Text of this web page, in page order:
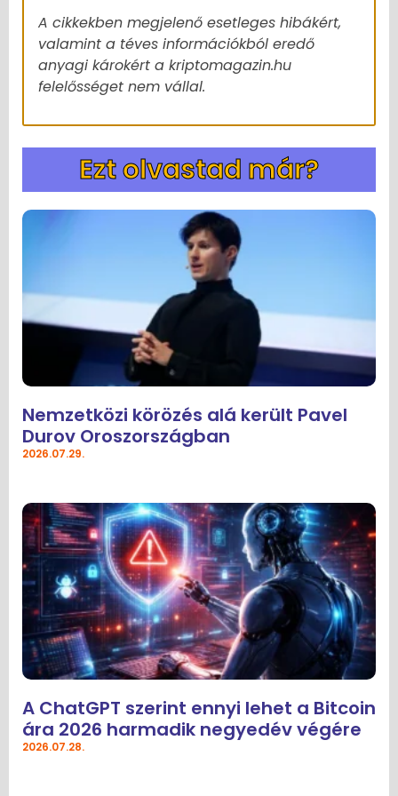
A cikkekben megjelenő esetleges hibákért,
valamint a téves információkból eredő
anyagi károkért a kriptomagazin.hu
felelősséget nem vállal.
Ezt olvastad már?
Nemzetközi körözés alá került Pavel
Durov Oroszországban
2026.07.29.
A ChatGPT szerint ennyi lehet a Bitcoin
ára 2026 harmadik negyedév végére
2026.07.28.